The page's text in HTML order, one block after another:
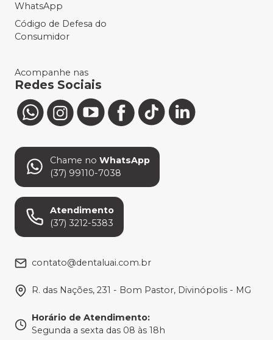
WhatsApp
Código de Defesa do
Consumidor
Acompanhe nas
Redes Sociais
Chame no WhatsApp
(37) 99110-7038
Atendimento
(37) 3212-5383
contato@dentaluai.com.br
R. das Nações, 231 - Bom Pastor, Divinópolis - MG
Horário de Atendimento:
Segunda a sexta das 08 às 18h